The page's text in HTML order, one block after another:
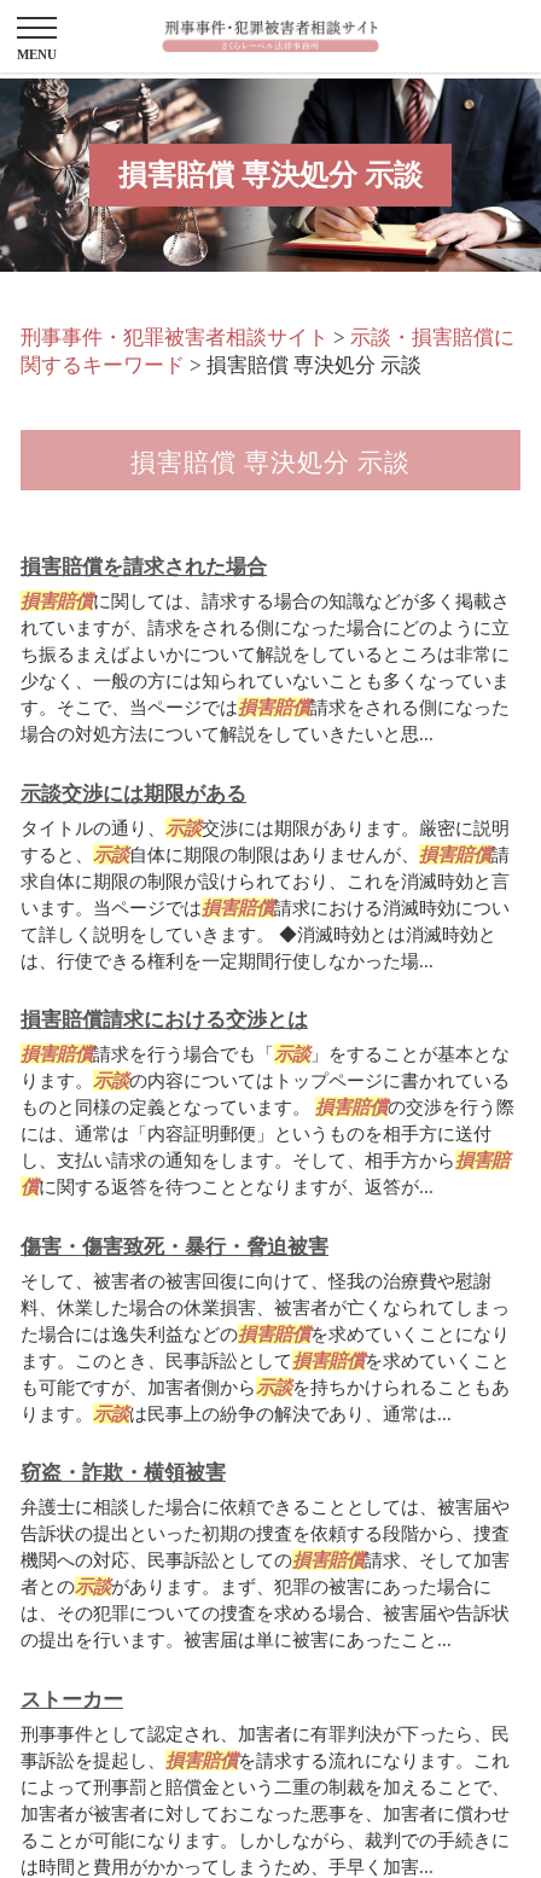
損害賠償 専決処分 示談
刑事事件・犯罪被害者相談サイト > 示談・損害賠償に
関するキーワード > 損害賠償 専決処分 示談
損害賠償 専決処分 示談
損害賠償を請求された場合
損害賠償に関しては、請求する場合の知識などが多く掲載さ
れていますが、請求をされる側になった場合にどのように立
ち振るまえばよいかについて解説をしているところは非常に
少なく、一般の方には知られていないことも多くなっていま
す。そこで、当ページでは損害賠償請求をされる側になった
場合の対処方法について解説をしていきたいと思...
示談交渉には期限がある
タイトルの通り、 示談交渉には期限があります。厳密に説明
すると、 示談自体に期限の制限はありませんが、 損害賠償請
求自体に期限の制限が設けられており、これを消滅時効と言
います。当ページでは損害賠償請求における消滅時効につい
て詳しく説明をしていきます。 ◆消滅時効とは消滅時効と
は、行使できる権利を一定期間行使しなかった場...
損害賠償請求における交渉とは
損害賠償請求を行う場合でも「 示談」をすることが基本とな
ります。 示談の内容についてはトップページに書かれている
ものと同様の定義となっています。 損害賠償の交渉を行う際
には、通常は「内容証明郵便」というものを相手方に送付
し、支払い請求の通知をします。そして、相手方から損害賠
償に関する返答を待つこととなりますが、返答が...
傷害・傷害致死・暴行・脅迫被害
そして、被害者の被害回復に向けて、怪我の治療費や慰謝
料、休業した場合の休業損害、被害者が亡くなられてしまっ
た場合には逸失利益などの損害賠償を求めていくことになり
ます。このとき、民事訴訟として損害賠償を求めていくこと
も可能ですが、加害者側から示談を持ちかけられることもあ
ります。 示談は民事上の紛争の解決であり、通常は...
窃盗・詐欺・横領被害
弁護士に相談した場合に依頼できることとしては、被害届や
告訴状の提出といった初期の捜査を依頼する段階から、捜査
機関への対応、民事訴訟としての損害賠償請求、そして加害
者との示談があります。まず、犯罪の被害にあった場合に
は、その犯罪についての捜査を求める場合、被害届や告訴状
の提出を行います。被害届は単に被害にあったこと...
ストーカー
刑事事件として認定され、加害者に有罪判決が下ったら、民
事訴訟を提起し、 損害賠償を請求する流れになります。これ
によって刑事罰と賠償金という二重の制裁を加えることで、
加害者が被害者に対しておこなった悪事を、加害者に償わせ
ることが可能になります。しかしながら、裁判での手続きに
は時間と費用がかかってしまうため、手早く加害...